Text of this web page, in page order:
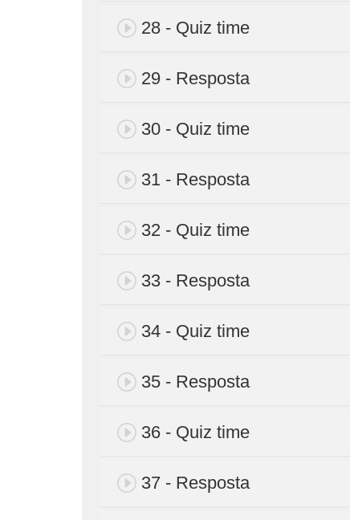
28 - Quiz time
29 - Resposta
30 - Quiz time
31 - Resposta
32 - Quiz time
33 - Resposta
34 - Quiz time
35 - Resposta
36 - Quiz time
37 - Resposta